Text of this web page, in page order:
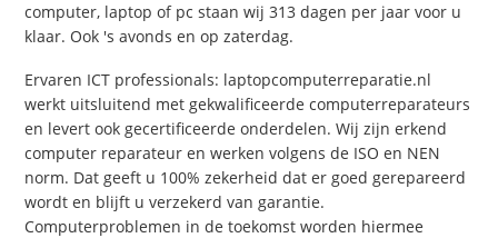
computer, laptop of pc staan wij 313 dagen per jaar voor u
klaar. Ook 's avonds en op zaterdag.
Ervaren ICT professionals: laptopcomputerreparatie.nl
werkt uitsluitend met gekwalificeerde computerreparateurs
en levert ook gecertificeerde onderdelen. Wij zijn erkend
computer reparateur en werken volgens de ISO en NEN
norm. Dat geeft u 100% zekerheid dat er goed gerepareerd
wordt en blijft u verzekerd van garantie.
Computerproblemen in de toekomst worden hiermee